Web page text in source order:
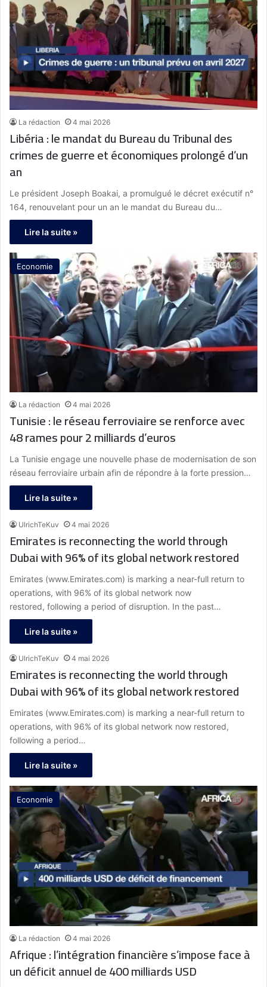
La rédaction 4 mai 2026
Libéria : le mandat du Bureau du Tribunal des
crimes de guerre et économiques prolongé d’un
an
Le président Joseph Boakai, a promulgué le décret exécutif n°
164, renouvelant pour un an le mandat du Bureau du…
Lire la suite »
Economie
La rédaction 4 mai 2026
Tunisie : le réseau ferroviaire se renforce avec
48 rames pour 2 milliards d’euros
La Tunisie engage une nouvelle phase de modernisation de son
réseau ferroviaire urbain afin de répondre à la forte pression…
Lire la suite »
UlrichTeKuv 4 mai 2026
Emirates is reconnecting the world through
Dubai with 96% of its global network restored
Emirates (www.Emirates.com) is marking a near-full return to
operations, with 96% of its global network now
restored, following a period of disruption. In the past…
Lire la suite »
UlrichTeKuv 4 mai 2026
Emirates is reconnecting the world through
Dubai with 96% of its global network restored
Emirates (www.Emirates.com) is marking a near-full return to
operations, with 96% of its global network now restored,
following a period…
Lire la suite »
Economie
La rédaction 4 mai 2026
Afrique : l’intégration financière s’impose face à
un déficit annuel de 400 milliards USD